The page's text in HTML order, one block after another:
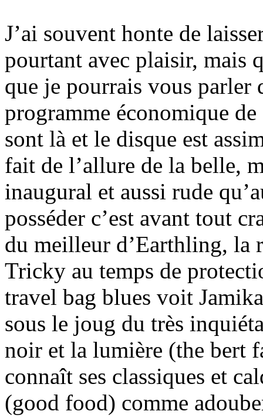
J’ai souvent honte de
pourtant avec plaisir, mais
que je pourrais vous parler
programme économique
sont là et le disque est
fait de l’allure de la belle,
inaugural et aussi rude
posséder c’est avant tout
du meilleur d’Earthling, la
Tricky au temps de
travel bag blues voit
sous le joug du très
noir et la lumière (the bert
connaît ses classiques et
(good food) comme